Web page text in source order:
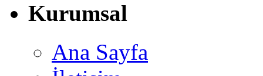
Kurumsal
Ana Sayfa